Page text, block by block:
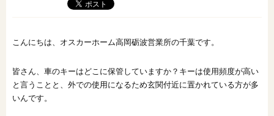
イベント・モデルハウス
フォトギャラリー
こんにちは、オスカーホーム高岡砺波営業所の千葉です。
皆さん、車のキーはどこに保管していますか？キーは使用頻度が高い
と言うことと、外での使用になるため玄関付近に置かれている方が多
いんです。